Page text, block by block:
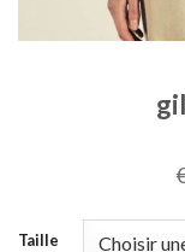
Taille